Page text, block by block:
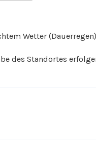
Wetter
des Standortes